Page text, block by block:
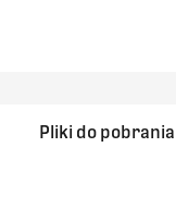
Pliki do pobrania